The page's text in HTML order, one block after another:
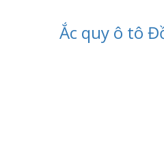
Ắc quy ô tô